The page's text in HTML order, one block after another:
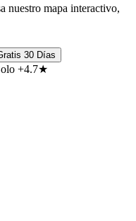
nuestro mapa interactivo,
30 Días
+4.7★